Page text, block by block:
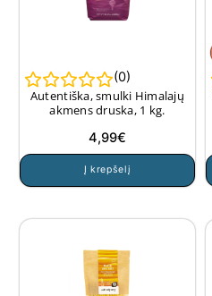
(0)
Autentiška, smulki Himalajų
akmens druska, 1 kg.
4,99€
Į krepšelį